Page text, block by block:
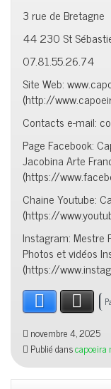
3 rue de Bretagne
44 230 St
07.81.55.26.74
Site Web:
(http://
Contacts e-mail:
Page Facebook:
Jacobina Arte
(https://
Chaine Youtube:
(https://
Instagram: Mestre
Photos et vidéos
(https://
Facebook X
novembre 4, 2025
Publié danscapoeira